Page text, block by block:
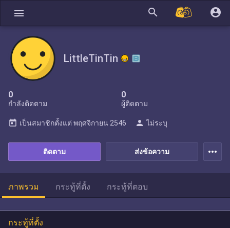
menu search account_circle
LittleTinTin
0
กำลังติดตาม
0
ผู้ติดตาม
ส่งข้อความ
ติดตาม
today เป็นสมาชิกตั้งแต่ พฤศจิกายน 2546 person ไม่ระบุ
more_horiz
ภาพรวม กระทู้ที่ตั้ง กระทู้ที่ตอบ
กระทู้ที่ตั้ง